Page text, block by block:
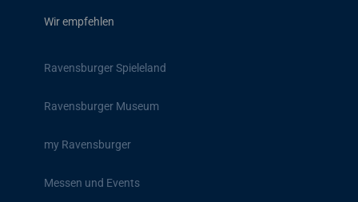
Wir empfehlen
Ravensburger Spieleland
Ravensburger Museum
my Ravensburger
Messen und Events